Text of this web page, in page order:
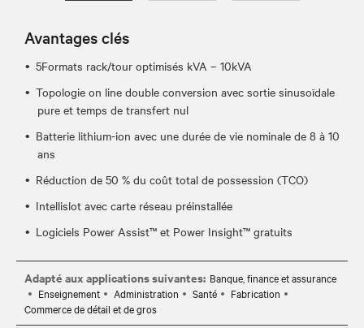
Avantages clés
5Formats rack/tour optimisés kVA – 10kVA
Topologie on line double conversion avec sortie sinusoïdale
pure et temps de transfert nul
Batterie lithium-ion avec une durée de vie nominale de 8 à 10
ans
Réduction de 50 % du coût total de possession (TCO)
Intellislot avec carte réseau préinstallée
Logiciels Power Assist™ et Power Insight™ gratuits
Adapté aux applications suivantes: Banque, finance et assurance
Enseignement
Administration Santé
Fabrication
Commerce de détail et de gros